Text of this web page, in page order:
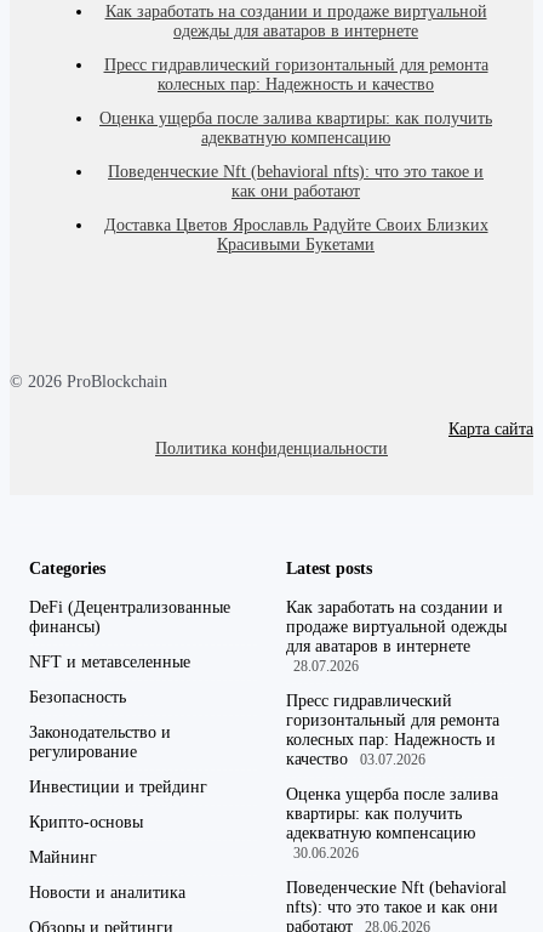
Как заработать на создании и продаже виртуальной
одежды для аватаров в интернете
Пресс гидравлический горизонтальный для ремонта
колесных пар: Надежность и качество
Оценка ущерба после залива квартиры: как получить
адекватную компенсацию
Поведенческие Nft (behavioral nfts): что это такое и
как они работают
Доставка Цветов Ярославль Радуйте Своих Близких
Красивыми Букетами
© 2026 ProBlockchain
Карта сайта
Политика конфиденциальности
Categories
DeFi (Децентрализованные
финансы)
NFT и метавселенные
Безопасность
Законодательство и
регулирование
Инвестиции и трейдинг
Крипто-основы
Майнинг
Новости и аналитика
Обзоры и рейтинги
Latest posts
Как заработать на создании и
продаже виртуальной одежды
для аватаров в интернете
28.07.2026
Пресс гидравлический
горизонтальный для ремонта
колесных пар: Надежность и
качество
03.07.2026
Оценка ущерба после залива
квартиры: как получить
адекватную компенсацию
30.06.2026
Поведенческие Nft (behavioral
nfts): что это такое и как они
работают
28.06.2026